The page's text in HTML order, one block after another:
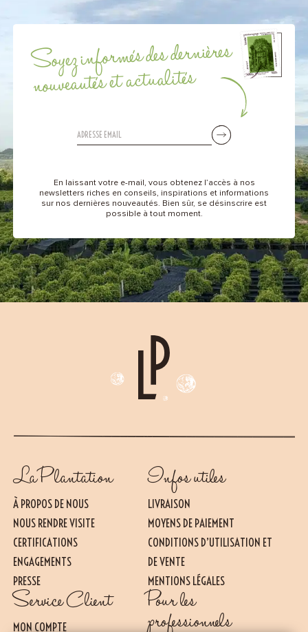
Soyez informés des dernières
nouveautés et actualités
En laissant votre e-mail, vous obtenez l’accès à nos
newsletters riches en conseils, inspirations et informations
sur nos dernières nouveautés. Bien sûr, se désinscrire est
possible à tout moment.
La Plantation
À PROPOS DE NOUS
NOUS RENDRE VISITE
CERTIFICATIONS
ENGAGEMENTS
PRESSE
Infos utiles
LIVRAISON
MOYENS DE PAIEMENT
CONDITIONS D’UTILISATION ET
DE VENTE
MENTIONS LÉGALES
Service Client
MON COMPTE
Pour les
professionnels
Essentiel
CES COOKIES SONT NÉCESSAIRES AU BON FONCTIONNEMENT DU SITE. ILS NE